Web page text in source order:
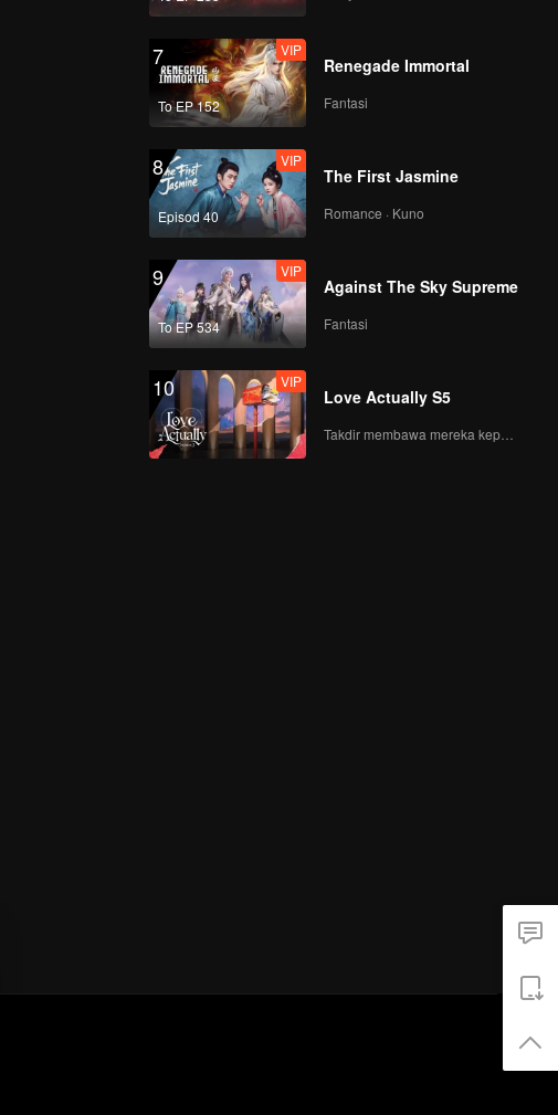
7
To EP 152
VIP
Renegade Immortal
Fantasi
8
Episod 40
VIP
The First Jasmine
Romance · Kuno
9
To EP 534
VIP
Against The Sky Supreme
Fantasi
10 VIP
Love Actually S5
Takdir membawa mereka kepada cinta yang tulus!